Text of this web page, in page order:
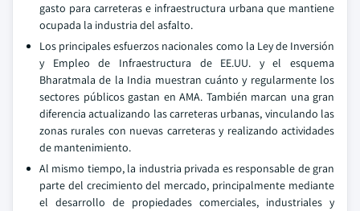
gasto para carreteras e infraestructura urbana que mantiene
ocupada la industria del asfalto.
Los principales esfuerzos nacionales como la Ley de Inversión
y Empleo de Infraestructura de EE.UU. y el esquema
Bharatmala de la India muestran cuánto y regularmente los
sectores públicos gastan en AMA. También marcan una gran
diferencia actualizando las carreteras urbanas, vinculando las
zonas rurales con nuevas carreteras y realizando actividades
de mantenimiento.
Al mismo tiempo, la industria privada es responsable de gran
parte del crecimiento del mercado, principalmente mediante
el desarrollo de propiedades comerciales, industriales y